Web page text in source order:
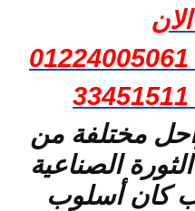
مختلفة من
الصناعية
كان أسلوب